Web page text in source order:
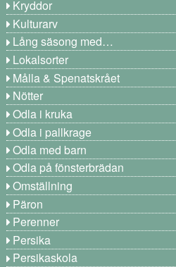
Kryddor
Kulturarv
Lång säsong med…
Lokalsorter
Målla & Spenatskrået
Nötter
Odla i kruka
Odla i pallkrage
Odla med barn
Odla på fönsterbrädan
Omställning
Päron
Perenner
Persika
Persikaskola